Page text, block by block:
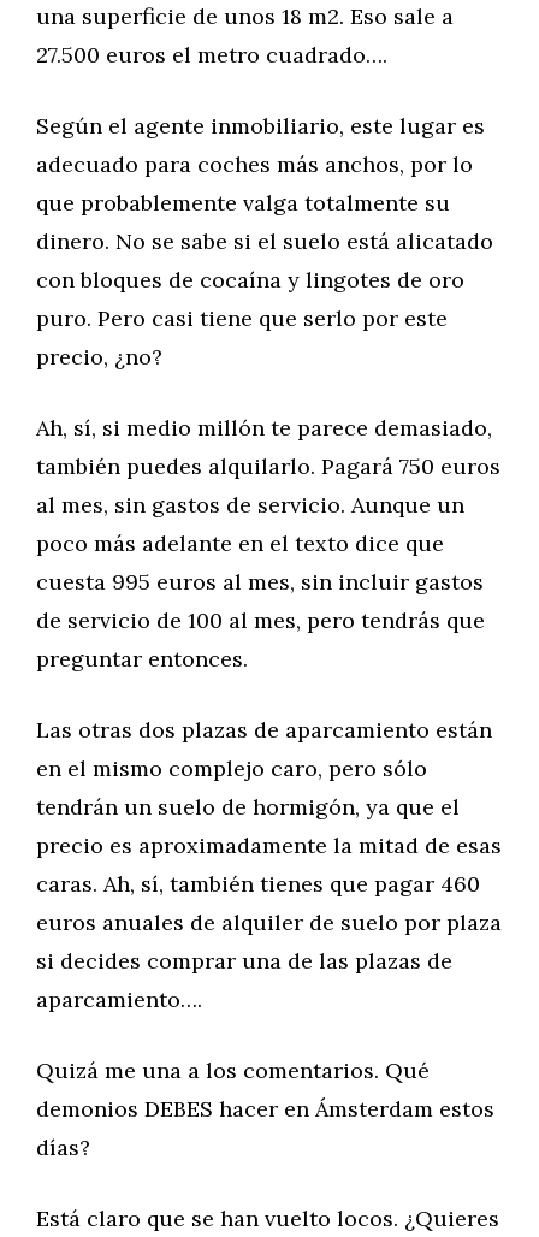
una superficie de unos 18 m2. Eso sale a
27.500 euros el metro cuadrado….
Según el agente inmobiliario, este lugar es
adecuado para coches más anchos, por lo
que probablemente valga totalmente su
dinero. No se sabe si el suelo está alicatado
con bloques de cocaína y lingotes de oro
puro. Pero casi tiene que serlo por este
precio, ¿no?
Ah, sí, si medio millón te parece demasiado,
también puedes alquilarlo. Pagará 750 euros
al mes, sin gastos de servicio. Aunque un
poco más adelante en el texto dice que
cuesta 995 euros al mes, sin incluir gastos
de servicio de 100 al mes, pero tendrás que
preguntar entonces.
Las otras dos plazas de aparcamiento están
en el mismo complejo caro, pero sólo
tendrán un suelo de hormigón, ya que el
precio es aproximadamente la mitad de esas
caras. Ah, sí, también tienes que pagar 460
euros anuales de alquiler de suelo por plaza
si decides comprar una de las plazas de
aparcamiento….
Quizá me una a los comentarios. Qué
demonios DEBES hacer en Ámsterdam estos
días?
Está claro que se han vuelto locos. ¿Quieres